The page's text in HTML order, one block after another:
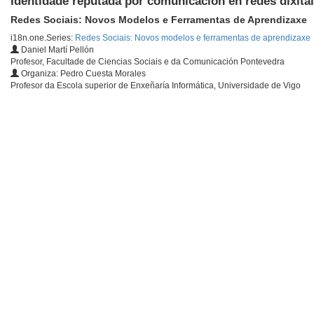
Redes Sociais: Novos Modelos e Ferramentas de Aprendizaxe
i18n.one.Series: Redes Sociais: Novos modelos e ferramentas de aprendizaxe
Daniel Martí Pellón
Profesor, Facultade de Ciencias Sociais e da Comunicación Pontevedra
Organiza: Pedro Cuesta Morales
Profesor da Escola superior de Enxeñaría Informática, Universidade de Vigo